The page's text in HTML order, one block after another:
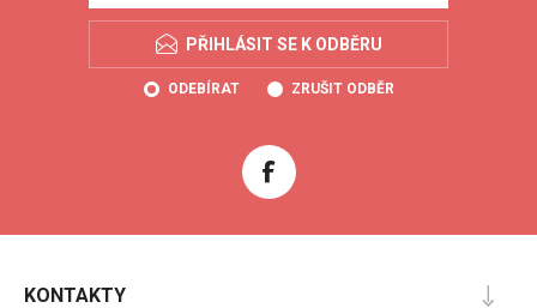
PŘIHLÁSIT SE K ODBĚRU
ODEBÍRAT ZRUŠIT ODBĚR
KONTAKTY